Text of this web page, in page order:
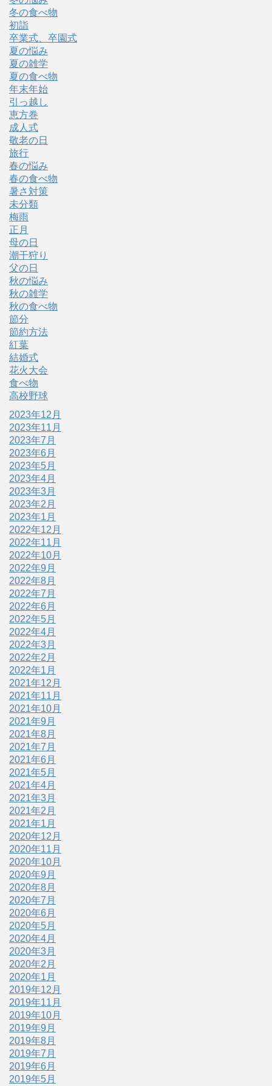
冬の食べ物
初詣
卒業式、卒園式
夏の悩み
夏の雑学
夏の食べ物
年末年始
引っ越し
恵方巻
成人式
敬老の日
旅行
春の悩み
春の食べ物
暑さ対策
未分類
梅雨
正月
母の日
潮干狩り
父の日
秋の悩み
秋の雑学
秋の食べ物
節分
節約方法
紅葉
結婚式
花火大会
食べ物
高校野球
2023年12月
2023年11月
2023年7月
2023年6月
2023年5月
2023年4月
2023年3月
2023年2月
2023年1月
2022年12月
2022年11月
2022年10月
2022年9月
2022年8月
2022年7月
2022年6月
2022年5月
2022年4月
2022年3月
2022年2月
2022年1月
2021年12月
2021年11月
2021年10月
2021年9月
2021年8月
2021年7月
2021年6月
2021年5月
2021年4月
2021年3月
2021年2月
2021年1月
2020年12月
2020年11月
2020年10月
2020年9月
2020年8月
2020年7月
2020年6月
2020年5月
2020年4月
2020年3月
2020年2月
2020年1月
2019年12月
2019年11月
2019年10月
2019年9月
2019年8月
2019年7月
2019年6月
2019年5月